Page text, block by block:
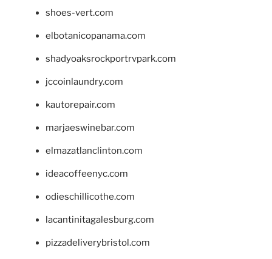
shoes-vert.com
elbotanicopanama.com
shadyoaksrockportrvpark.com
jccoinlaundry.com
kautorepair.com
marjaeswinebar.com
elmazatlanclinton.com
ideacoffeenyc.com
odieschillicothe.com
lacantinitagalesburg.com
pizzadeliverybristol.com